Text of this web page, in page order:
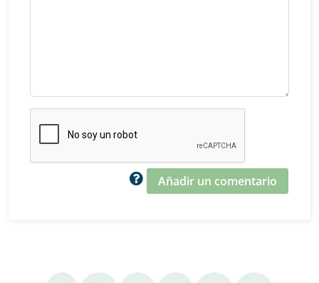
Añadir un comentario